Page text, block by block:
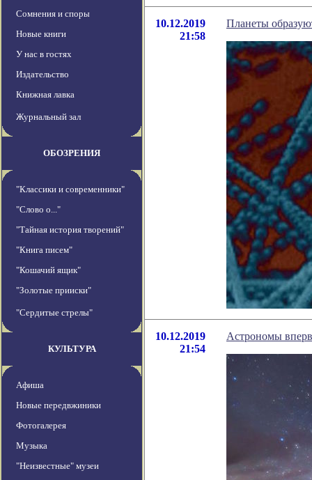
Сомнения и споры
Новые книги
У нас в гостях
Издательство
Книжная лавка
Журнальный зал
ОБОЗРЕНИЯ
"Классики и современники"
"Слово о..."
"Тайная история творений"
"Книга писем"
"Кошачий ящик"
"Золотые прииски"
"Сердитые стрелы"
КУЛЬТУРА
Афиша
Новые передвжиники
Фотогалерея
Музыка
"Неизвестные" музеи
10.12.2019
21:58
Планеты
10.12.2019
21:54
Астрономы